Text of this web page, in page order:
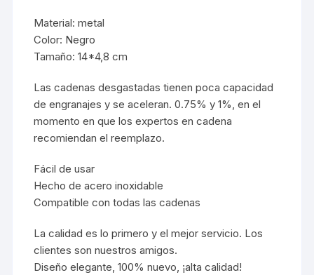
Material: metal
Color: Negro
Tamaño: 14*4,8 cm
Las cadenas desgastadas tienen poca capacidad
de engranajes y se aceleran. 0.75% y 1%, en el
momento en que los expertos en cadena
recomiendan el reemplazo.
Fácil de usar
Hecho de acero inoxidable
Compatible con todas las cadenas
La calidad es lo primero y el mejor servicio. Los
clientes son nuestros amigos.
Diseño elegante, 100% nuevo, ¡alta calidad!